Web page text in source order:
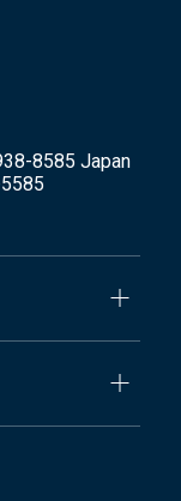
8585 Japan